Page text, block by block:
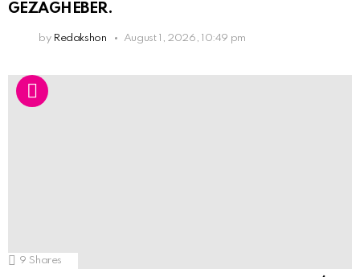
GEZAGHEBER.
by Redakshon August 1, 2026, 10:49 pm
9 Shares